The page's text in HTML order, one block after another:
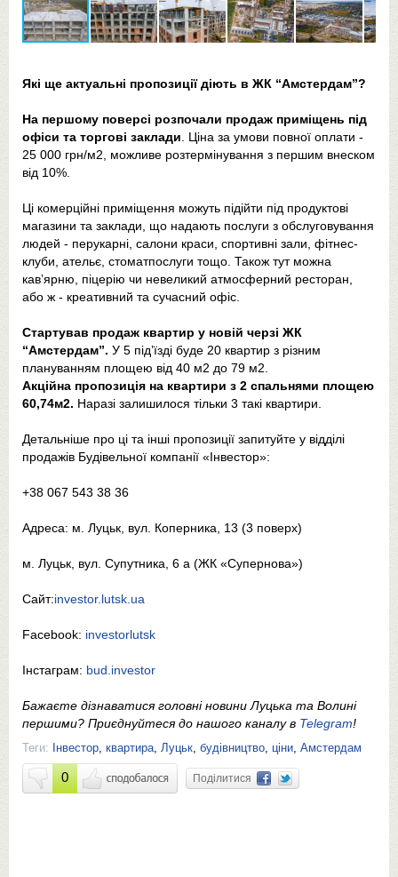
Які ще актуальні пропозиції діють в ЖК “Амстердам”?
На першому поверсі розпочали продаж приміщень під
офіси та торгові заклади . Ціна за умови повної оплати -
25 000 грн/м2, можливе розтермінування з першим внеском
від 10%.
Ці комерційні приміщення можуть підійти під продуктові
магазини та заклади, що надають послуги з обслуговування
людей - перукарні, салони краси, спортивні зали, фітнес-
клуби, ательє, стоматпослуги тощо. Також тут можна
кав’ярню, піцерію чи невеликий атмосферний ресторан,
або ж - креативний та сучасний офіс.
Стартував продаж квартир у новій черзі ЖК
“Амстердам”. У 5 під’їзді буде 20 квартир з різним
плануванням площею від 40 м2 до 79 м2.
Акційна пропозиція на квартири з 2 спальнями площею
60,74м2. Наразі залишилося тільки 3 такі квартири.
Детальніше про ці та інші пропозиції запитуйте у відділі
продажів Будівельної компанії «Інвестор»:
+38 067 543 38 36
Адреса: м. Луцьк, вул. Коперника, 13 (3 поверх)
м. Луцьк, вул. Супутника, 6 а (ЖК «Супернова»)
Сайт:investor.lutsk.ua
Facebook: investorlutsk
Інстаграм: bud.investor
Бажаєте дізнаватися головні новини Луцька та Волині
першими? Приєднуйтеся до нашого каналу в Telegram!
Теги: Інвестор, квартира, Луцьк, будівництво, ціни, Амстердам
0 Поділитися